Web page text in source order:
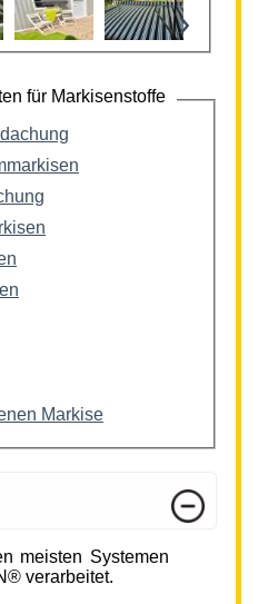
›
für Markisenstoffe
Markise
meisten Systemen
verarbeitet.